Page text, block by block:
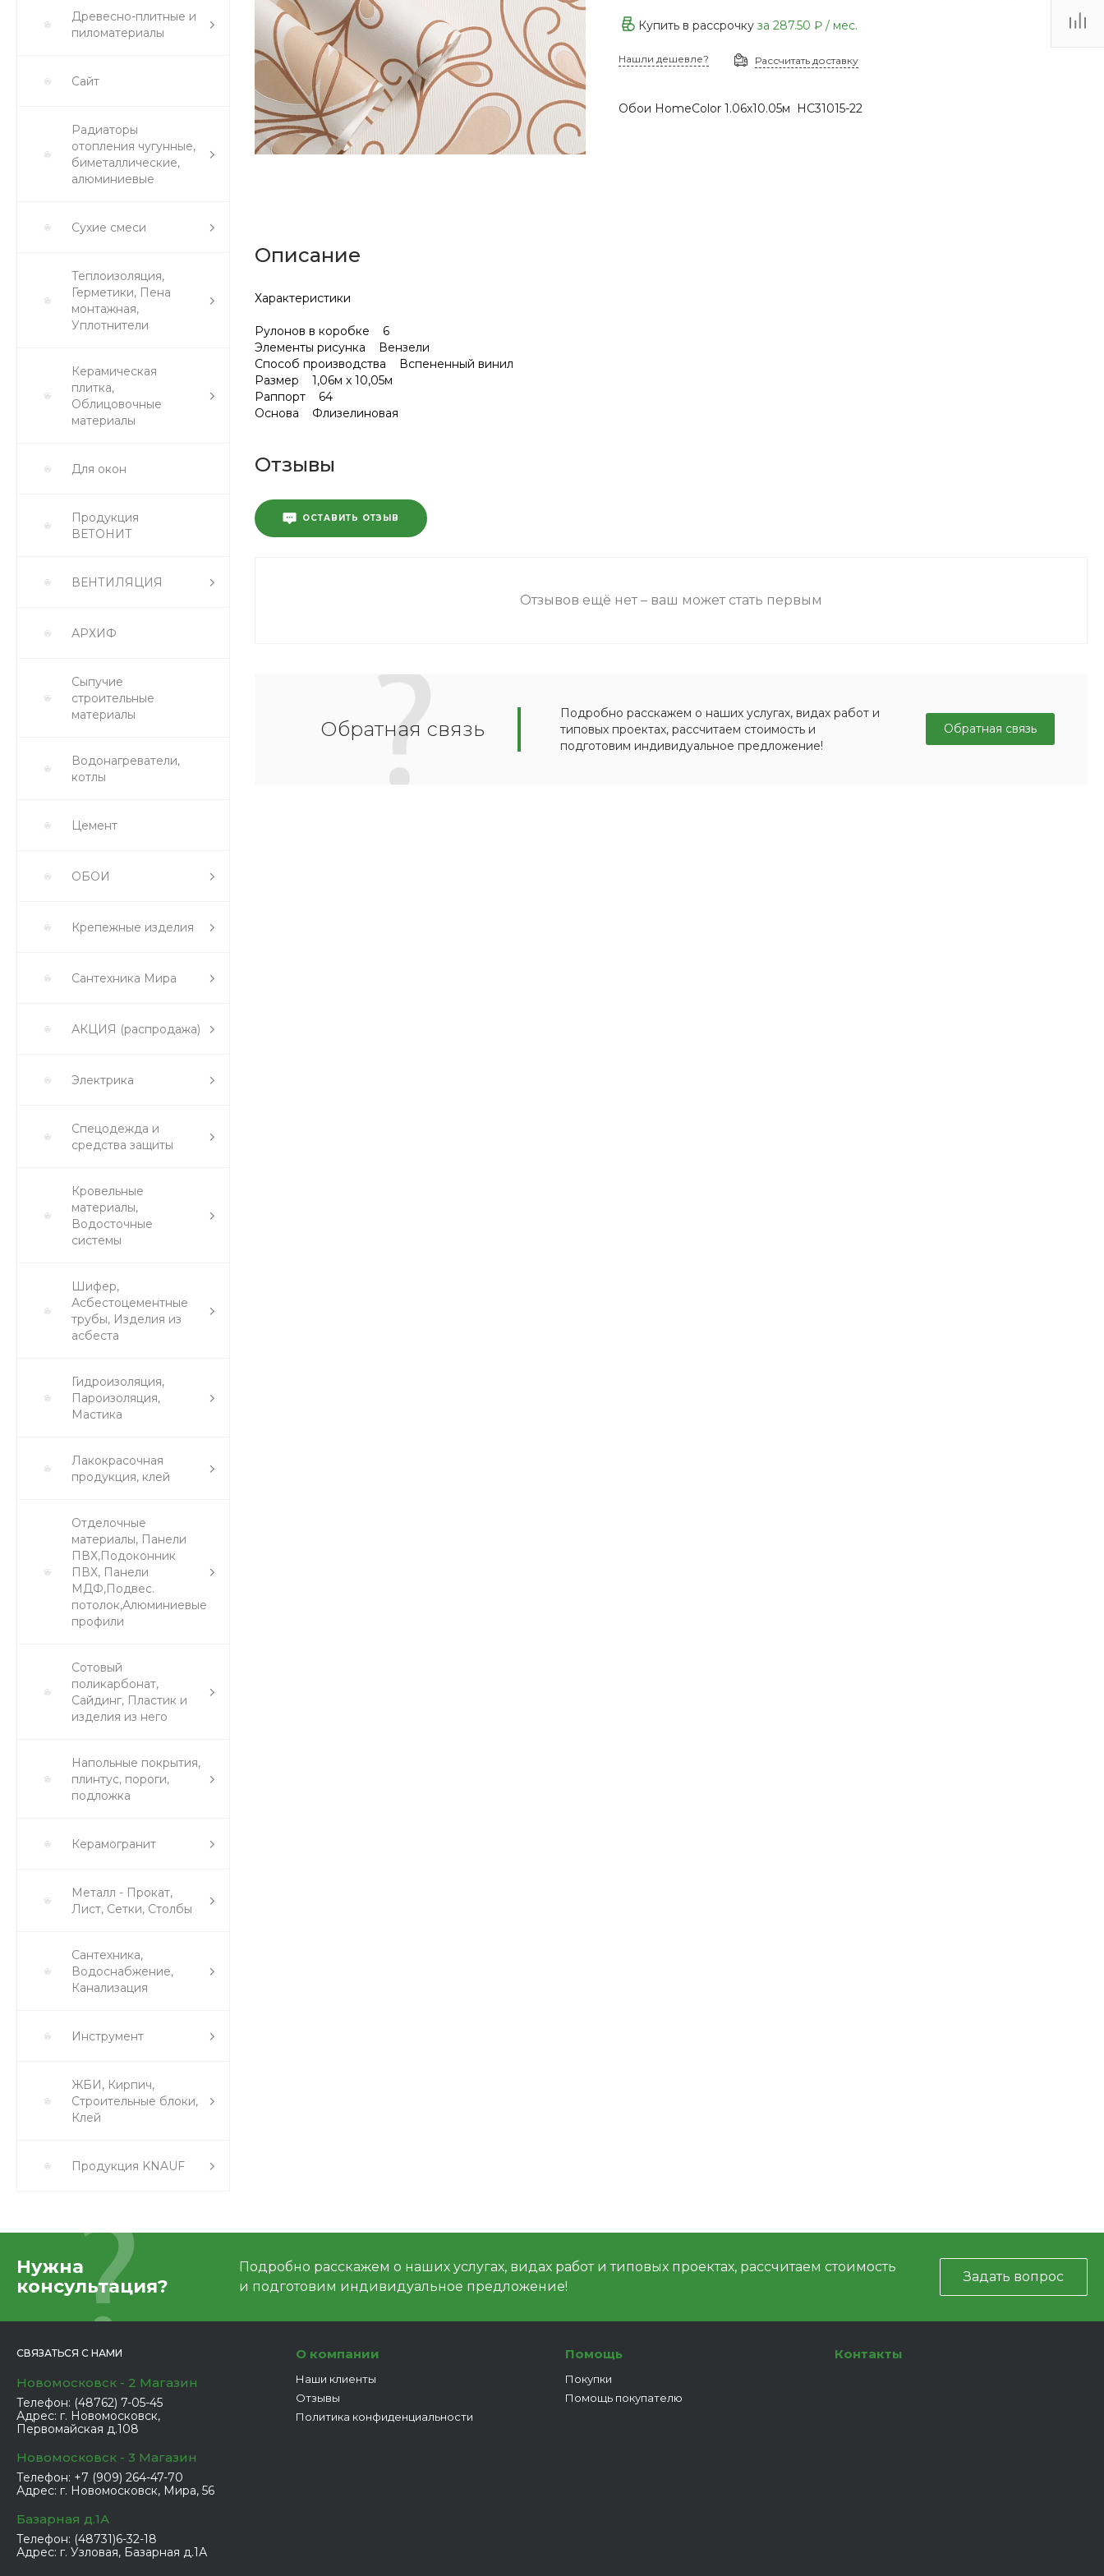
Древесно-плитные и
пиломатериалы
Сайт
Радиаторы
отопления чугунные,
биметаллические,
алюминиевые
Сухие смеси
Теплоизоляция,
Герметики, Пена
монтажная,
Уплотнители
Керамическая
плитка,
Облицовочные
материалы
Для окон
Продукция
ВЕТОНИТ
ВЕНТИЛЯЦИЯ
АРХИФ
Сыпучие
строительные
материалы
Водонагреватели,
котлы
Цемент
ОБОИ
Крепежные изделия
Сантехника Мира
АКЦИЯ (распродажа)
Электрика
Спецодежда и
средства защиты
Кровельные
материалы,
Водосточные
системы
Шифер,
Асбестоцементные
трубы, Изделия из
асбеста
Гидроизоляция,
Пароизоляция,
Мастика
Лакокрасочная
продукция, клей
Отделочные
материалы, Панели
ПВХ,Подоконник
ПВХ, Панели
МДФ,Подвес.
потолок,Алюминиевые
профили
Сотовый
поликарбонат,
Сайдинг, Пластик и
изделия из него
Напольные покрытия,
плинтус, пороги,
подложка
Керамогранит
Металл - Прокат,
Лист, Сетки, Столбы
Сантехника,
Водоснабжение,
Канализация
Инструмент
ЖБИ, Кирпич,
Строительные блоки,
Клей
Продукция KNAUF
Купить в рассрочку за 287.50 ₽/ мес.
Нашли дешевле? Рассчитать доставку
Обои HomeColor 1.06х10.05м НС31015-22
Описание
Характеристики
Рулонов в коробке 6
Элементы рисунка Вензели
Способ производства Вспененный винил
Размер 1,06м x 10,05м
Раппорт 64
Основа Флизелиновая
Отзывы
ОСТАВИТЬ ОТЗЫВ
Отзывов ещё нет – ваш может стать первым
Обратная связь
Подробно расскажем о наших услугах, видах работ и
типовых проектах, рассчитаем стоимость и
подготовим индивидуальное предложение!
Обратная связь
Нужна
консультация?
Подробно расскажем о наших услугах, видах работ и типовых проектах, рассчитаем стоимость
и подготовим индивидуальное предложение!
Задать вопрос
СВЯЗАТЬСЯ С НАМИ
Новомосковск - 2 Магазин
Телефон: (48762) 7-05-45
Адрес: г. Новомосковск,
Первомайская д.108
Новомосковск - 3 Магазин
Телефон: +7 (909) 264-47-70
Адрес: г. Новомосковск, Мира, 56
Базарная д.1А
Телефон: (48731)6-32-18
Адрес: г. Узловая, Базарная д.1А
О компании
Наши клиенты
Отзывы
Политика конфиденциальности
Помощь
Покупки
Помощь покупателю
Контакты